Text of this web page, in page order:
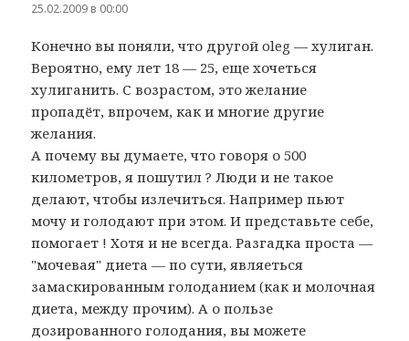
25.02.2009 в 00:00
Конечно вы поняли, что другой oleg — хулиган.
Вероятно, ему лет 18 — 25, еще хочеться
хулиганить. С возрастом, это желание
пропадёт, впрочем, как и многие другие
желания.
А почему вы думаете, что говоря о 500
километров, я пошутил ? Люди и не такое
делают, чтобы излечиться. Например пьют
мочу и голодают при этом. И представьте себе,
помогает ! Хотя и не всегда. Разгадка проста —
"мочевая" диета — по сути, являеться
замаскированным голоданием (как и молочная
диета, между прочим). А о пользе
дозированного голодания, вы можете